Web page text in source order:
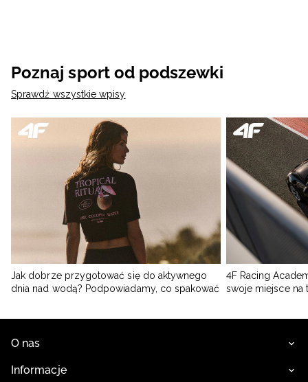
Poznaj sport od podszewki
Sprawdź wszystkie wpisy
Jak dobrze przygotować się do aktywnego
dnia nad wodą? Podpowiadamy, co spakować
4F Racing
swoje miejsce na
O nas
Informacje